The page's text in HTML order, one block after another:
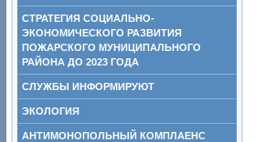
СТРАТЕГИЯ СОЦИАЛЬНО-
ЭКОНОМИЧЕСКОГО РАЗВИТИЯ
ПОЖАРСКОГО МУНИЦИПАЛЬНОГО
РАЙОНА ДО 2023 ГОДА
СЛУЖБЫ ИНФОРМИРУЮТ
ЭКОЛОГИЯ
АНТИМОНОПОЛЬНЫЙ КОМПЛАЕНС